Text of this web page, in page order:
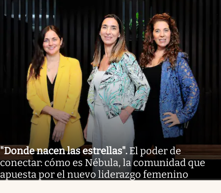
"Donde nacen las estrellas". El poder de
conectar: cómo es Nébula, la comunidad que
apuesta por el nuevo liderazgo femenino